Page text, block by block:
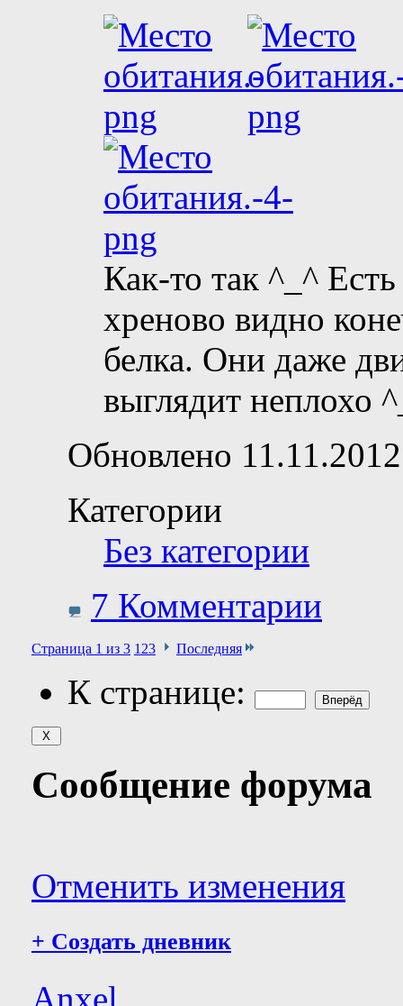
Как-то так ^_^
хреново видно
белка. Они даже
выглядит неплохо
Обновлено
Категории
Без категории
7 Комментарии
Страница 1 из 3 1 23 Последняя
К странице:
Сообщение форума
Отменить изменения
+ Создать дневник